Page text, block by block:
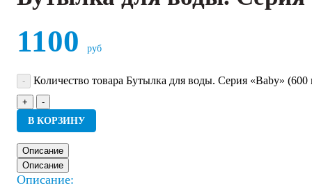
1100 руб
Количество товара Бутылка для воды. Серия «Baby» (600
+
-
В КОРЗИНУ
Описание
Описание
Описание: